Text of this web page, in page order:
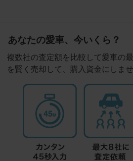
あなたの愛車、今いくら？
複数社の査定額を比較して愛車の
を賢く売却して、購入資金にしま